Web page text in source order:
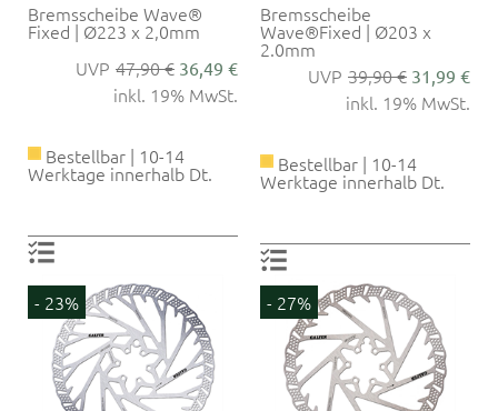
Bremsscheibe Wave®
Fixed | Ø223 x 2,0mm
47,90 € 36,49 €
inkl. 19% MwSt.
Bestellbar | 10-14
Werktage innerhalb Dt.
Bremsscheibe
Wave®Fixed | Ø203 x
2.0mm
39,90 € 31,99 €
inkl. 19% MwSt.
Bestellbar | 10-14
Werktage innerhalb Dt.
- 23% - 27%